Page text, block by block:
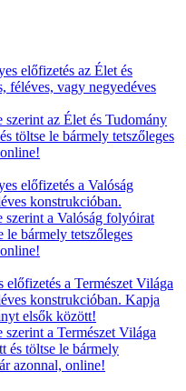
előfizetés az Élet és
féléves, vagy negyedéves
szerint az Élet és Tudomány
töltse le bármely tetszőleges
előfizetés a Valóság
konstrukcióban.
szerint a Valóság folyóirat
le bármely tetszőleges
előfizetés a Természet Világa
konstrukcióban. Kapja
elsők között!
szerint a Természet Világa
és töltse le bármely
azonnal, online!